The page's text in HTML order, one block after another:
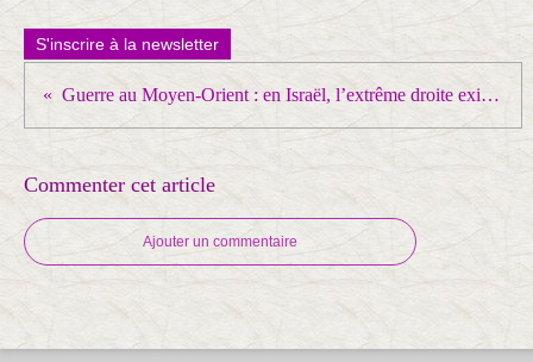
S'inscrire à la newsletter
Guerre au Moyen-Orient : en Israël, l’extrême droite exige une réponse militaire après l’accord entre les États-Unis et l'Iran
Commenter cet article
Ajouter un commentaire